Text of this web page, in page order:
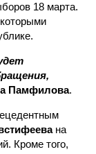
18 марта.
Памфилова.
на
Кроме того,